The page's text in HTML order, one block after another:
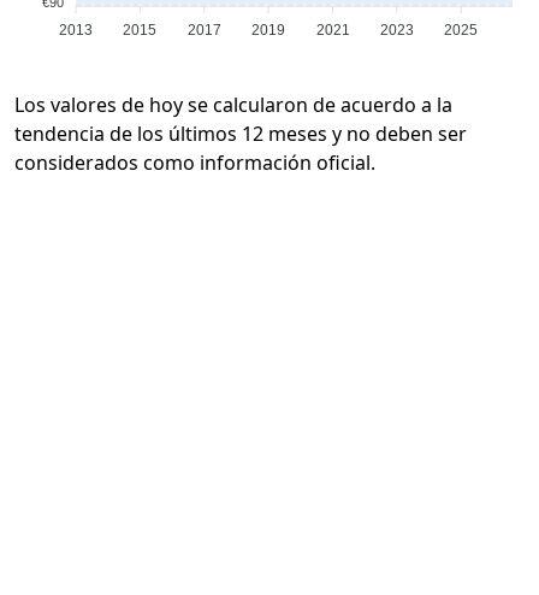
2013 2015 2017 2019 2021 2023 2025
Los valores de hoy se calcularon de acuerdo a la
tendencia de los últimos 12 meses y no deben ser
considerados como información oficial.